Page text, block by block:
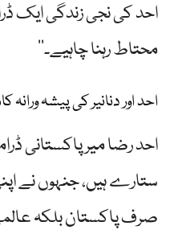
احد کی نجی زندگی ایک
محتاط رہنا چاہیے۔‘‘
احد اور دنانیر کی پیشہ ورانہ
احد رضا میر پاکستانی
ستارے ہیں، جنہوں نے
صرف پاکستان بلکہ